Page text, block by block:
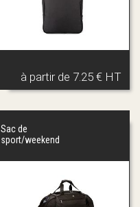
à partir de 7.25 € HT
Sac de
sport/weekend